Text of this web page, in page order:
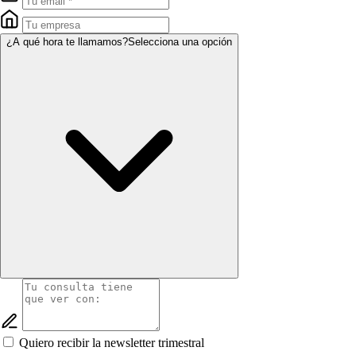
¿A qué hora te llamamos?Selecciona una opción
Quiero recibir la newsletter trimestral